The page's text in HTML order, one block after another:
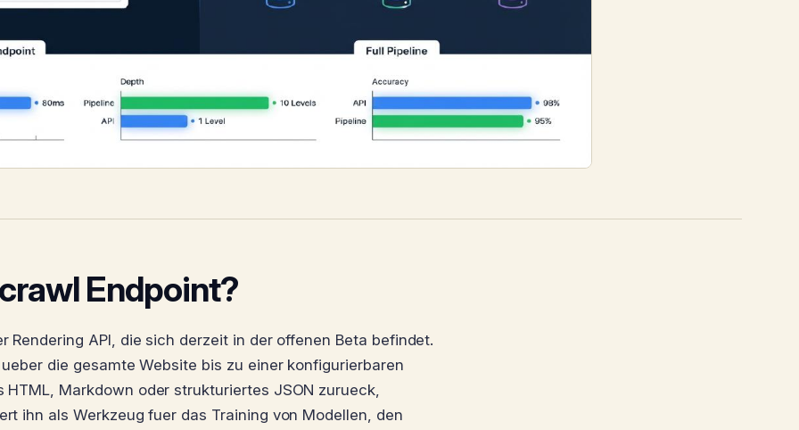
Endpoint?
Rendering API, die sich derzeit in der offenen Beta befindet.
die gesamte Website bis zu einer konfigurierbaren
Markdown oder strukturiertes JSON zurueck,
ihn als Werkzeug fuer das Training von Modellen, den